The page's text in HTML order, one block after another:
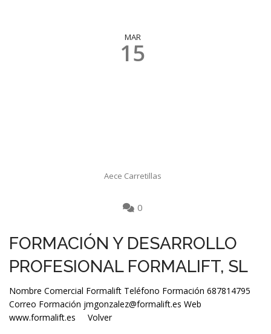
MAR
15
Aece Carretillas
0
FORMACIÓN Y DESARROLLO
PROFESIONAL FORMALIFT, SL
Nombre Comercial Formalift Teléfono Formación 687814795
Correo Formación jmgonzalez@formalift.es Web
www.formalift.es Volver